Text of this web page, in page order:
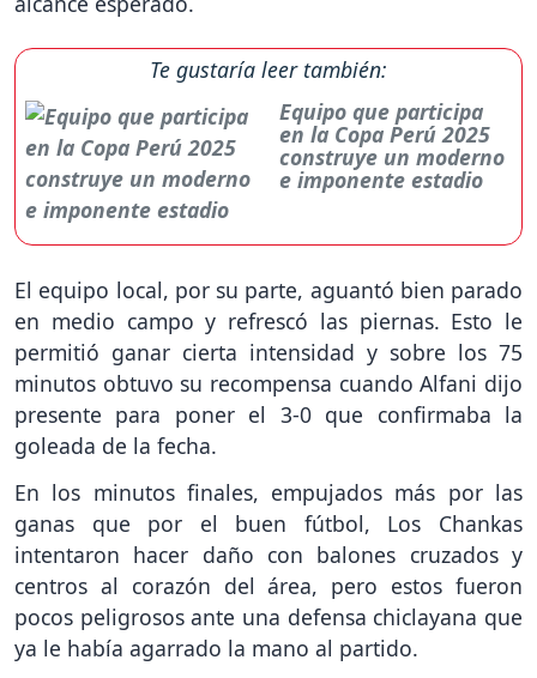
Te gustaría leer también:
Equipo que participa
en la Copa Perú 2025
construye un moderno
e imponente estadio
El equipo local, por su parte, aguantó bien parado
en medio campo y refrescó las piernas. Esto le
permitió ganar cierta intensidad y sobre los 75
minutos obtuvo su recompensa cuando Alfani dijo
presente para poner el 3-0 que confirmaba la
goleada de la fecha.
En los minutos finales, empujados más por las
ganas que por el buen fútbol, Los Chankas
intentaron hacer daño con balones cruzados y
centros al corazón del área, pero estos fueron
pocos peligrosos ante una defensa chiclayana que
ya le había agarrado la mano al partido.